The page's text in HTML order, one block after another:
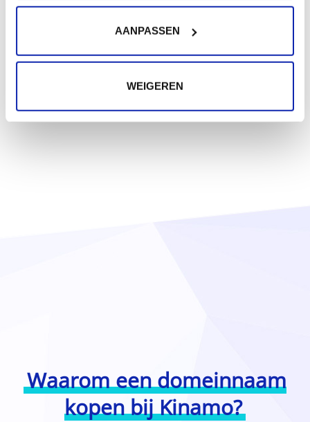
AANPASSEN
WEIGEREN
Waarom een domeinnaam
kopen bij Kinamo?